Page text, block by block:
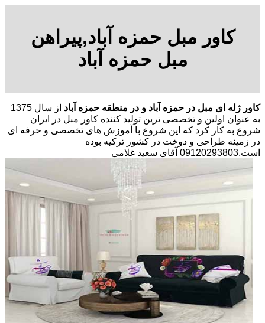
کاور مبل حمزه آباد,پیراهن
مبل حمزه آباد
کاور ژله ای مبل در حمزه آباد و در منطقه حمزه آباد
از سال 1375
به عنوان اولین و تخصصی ترین تولید کننده کاور مبل در ایران
شروع به کار کرد که این شروع با آموزش های تخصصی و حرفه ای
در زمینه طراحی و دوخت در کشور ترکیه بوده
است.09120293803 آقای سعید غلامی